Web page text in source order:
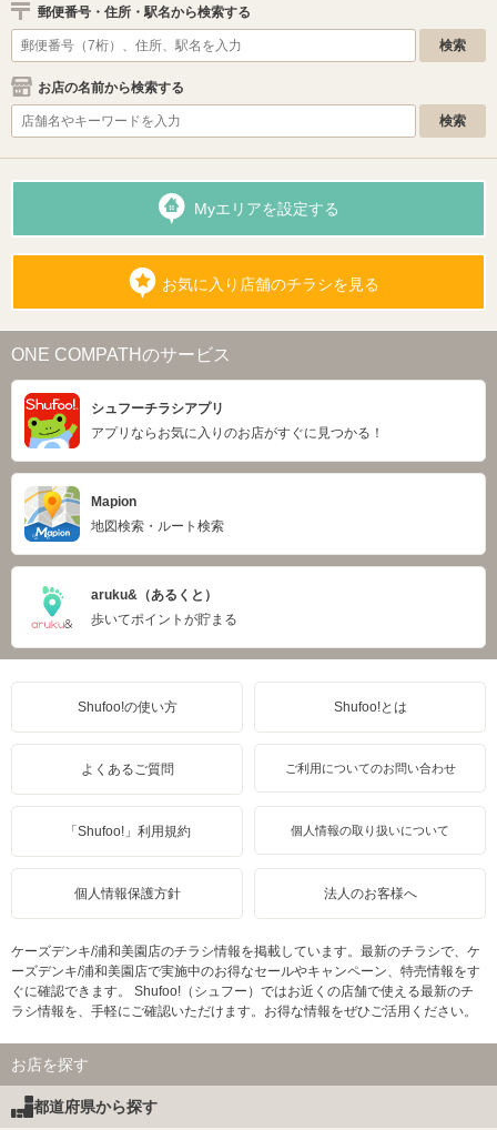
郵便番号・住所・駅名から検索する
お店の名前から検索する
Myエリアを設定する
お気に入り店舗のチラシを見る
ONE COMPATHのサービス
シュフーチラシアプリ
アプリならお気に入りのお店がすぐに見つかる！
Mapion
地図検索・ルート検索
aruku&（あるくと）
歩いてポイントが貯まる
Shufoo!の使い方 Shufoo!とは
よくあるご質問 ご利用についてのお問い合わせ
「Shufoo!」利用規約 個人情報の取り扱いについて
個人情報保護方針 法人のお客様へ
ケーズデンキ/浦和美園店のチラシ情報を掲載しています。最新のチラシで、ケ
ーズデンキ/浦和美園店で実施中のお得なセールやキャンペーン、特売情報をす
ぐに確認できます。 Shufoo!（シュフー）ではお近くの店舗で使える最新のチ
ラシ情報を、手軽にご確認いただけます。お得な情報をぜひご活用ください。
お店を探す
都道府県から探す